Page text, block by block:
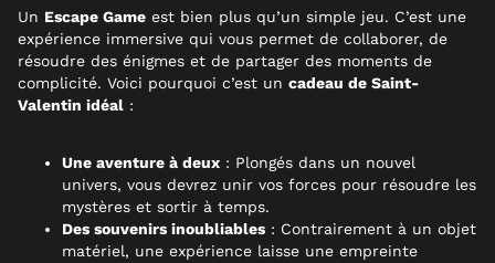
Un Escape Game est bien plus qu’un simple jeu. C’est une
expérience immersive qui vous permet de collaborer, de
résoudre des énigmes et de partager des moments de
complicité. Voici pourquoi c’est un cadeau de Saint-
Valentin idéal :
Une aventure à deux : Plongés dans un nouvel
univers, vous devrez unir vos forces pour résoudre les
mystères et sortir à temps.
Des souvenirs inoubliables : Contrairement à un objet
matériel, une expérience laisse une empreinte